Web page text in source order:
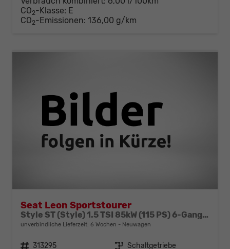
CO2-Klasse: E
CO2-Emissionen: 136,00 g/km
Seat Leon Sportstourer
Style ST (Style) 1.5 TSI 85kW (115 PS) 6-Gang Schaltgetriebe
unverbindliche Lieferzeit: 6 Wochen Neuwagen
Fahrzeugnr. 313295 Getriebe Schaltgetriebe